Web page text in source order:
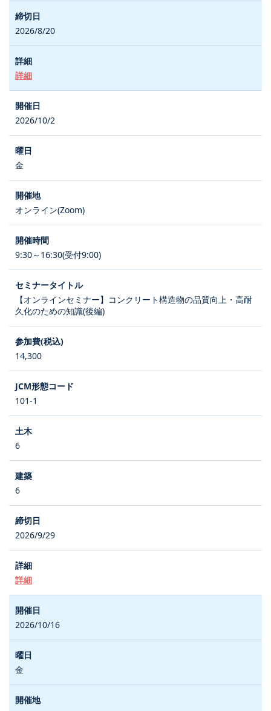
2026/8/20
詳細
2026/10/2
金
オンライン(Zoom)
9:30～16:30(受付9:00)
【オンラインセミナー】コンクリート構造物の品質向上・高耐
久化のための知識(後編)
14,300
101-1
6
6
2026/9/29
詳細
2026/10/16
金